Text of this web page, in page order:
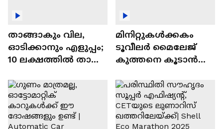
താങ്ങാകും വില,
ഓടിക്കാനും എളുപ്പം;
10 ലക്ഷത്തിൽ താഴെ
ഓട്ടോമാറ്റിക്ക്
എസ്‍യുവികൾ
മിനിറ്റുകൾക്കകം
ടൂവീലർ മൈലേജ്
കുത്തനെ കൂടാൻ